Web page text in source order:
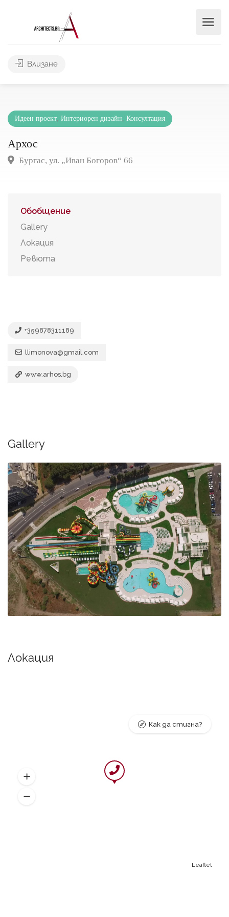
Влизане
Идеен проект, Интериорен дизайн, Консултация
Архос
Бургас, ул. „Иван Богоров“ 66
Обобщение
Gallery
Локация
Ревюта
+359878311189
llimonova@gmail.com
www.arhos.bg
Gallery
Локация
Leaflet
Как да стигна?